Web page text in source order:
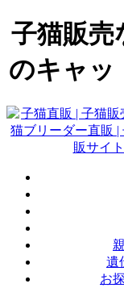
子猫販売
のキャッ
遺
お